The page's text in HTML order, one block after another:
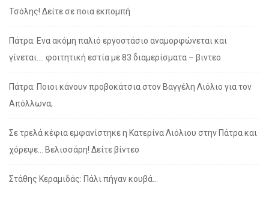
Τσόλης! Δείτε σε ποια εκπομπή
Πάτρα: Ενα ακόμη παλιό εργοστάσιο αναμορφώνεται και
γίνεται…. φοιτητική εστία με 83 διαμερίσματα – βιντεο
Πάτρα: Ποιοι κάνουν προβοκάτσια στον Βαγγέλη Λιόλιο για τον
Απόλλωνα;
Σε τρελά κέφια εμφανίστηκε η Κατερίνα Λιόλιου στην Πάτρα και
χόρεψε… Βελισσάρη! Δείτε βίντεο
Στάθης Κεραμιδάς: Πάλι πήγαν κουβά…